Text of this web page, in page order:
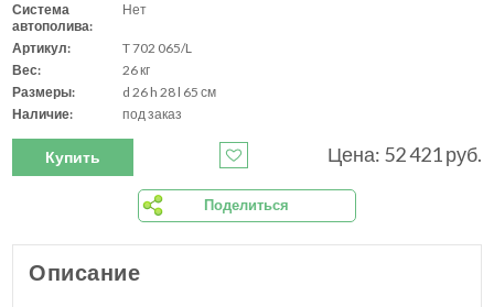
Система
автополива:
Нет
Артикул:
T 702 065/L
Вес:
26 кг
Размеры:
d 26 h 28 l 65 см
Наличие:
под заказ
Купить Цена: 52 421 руб.
Поделиться
Описание